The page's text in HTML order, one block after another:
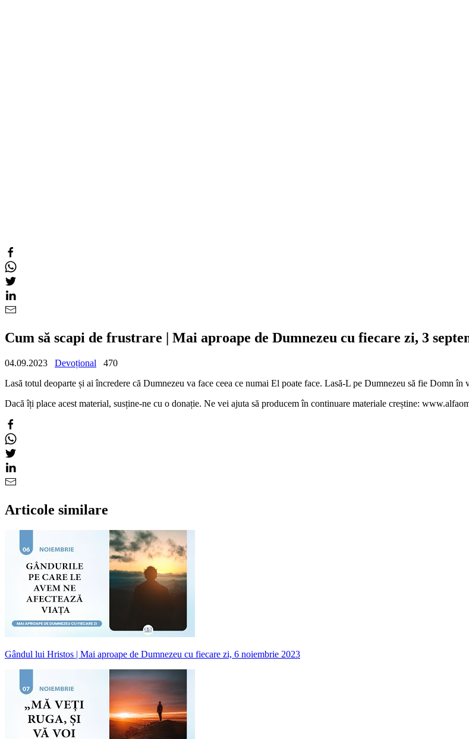
Cum să scapi de frustrare | Mai aproape de Dumnezeu cu fiecare zi, 3
04.09.2023 Devoțional
470
Lasă totul deoparte și ai încredere că Dumnezeu va face ceea ce numai El poate face. Lasă-L pe Dumnezeu să fie Domn în
Dacă îți place acest material, susține-ne cu o donație. Ne vei ajuta să producem în continuare materiale creștine:
Articole similare
Gândul lui Hristos | Mai aproape de Dumnezeu cu fiecare zi, 6 noiembrie 2023